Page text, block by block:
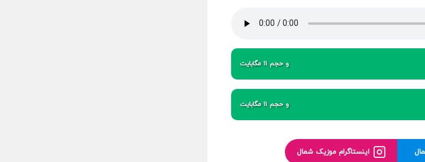
و حجم 11 مگابایت
و حجم 11 مگابایت
اینستاگرام موزیک شمال